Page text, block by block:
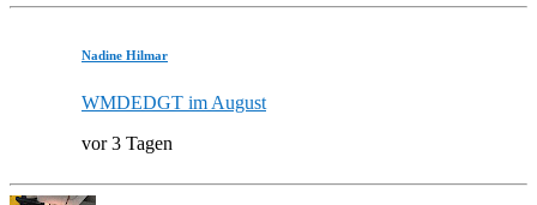
Nadine Hilmar
WMDEDGT im August
vor 3 Tagen